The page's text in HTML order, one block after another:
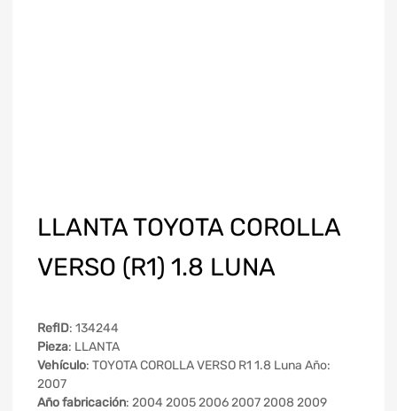
LLANTA TOYOTA COROLLA
VERSO (R1) 1.8 LUNA
RefID: 134244
Pieza: LLANTA
Vehículo: TOYOTA COROLLA VERSO R1 1.8 Luna Año:
2007
Año fabricación: 2004 2005 2006 2007 2008 2009